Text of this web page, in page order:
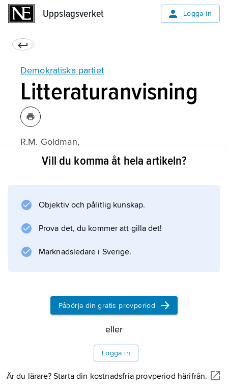
Uppslagsverket Logga in
Demokratiska partiet
Litteraturanvisning
R.M. Goldman,
The Democratic Party in American Politics
Vill du komma åt hela artikeln?
Objektiv och pålitlig kunskap.
Prova det, du kommer att gilla det!
Marknadsledare i Sverige.
Påbörja din gratis provperiod
eller
Logga in
Är du lärare? Starta din kostnadsfria provperiod härifrån.